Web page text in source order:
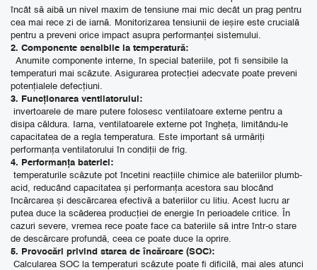
încât să aibă un nivel maxim de tensiune mai mic decât un prag pentru
cea mai rece zi de iarnă. Monitorizarea tensiunii de ieșire este crucială
pentru a preveni orice impact asupra performanței sistemului.
2. Componente sensibile la temperatură:
Anumite componente interne, în special bateriile, pot fi sensibile la
temperaturi mai scăzute. Asigurarea protecției adecvate poate preveni
potențialele defecțiuni.
3. Funcționarea ventilatorului:
invertoarele de mare putere folosesc ventilatoare externe pentru a
disipa căldura. Iarna, ventilatoarele externe pot îngheța, limitându-le
capacitatea de a regla temperatura. Este important să urmăriți
performanța ventilatorului în condiții de frig.
4. Performanța bateriei:
temperaturile scăzute pot încetini reacțiile chimice ale bateriilor plumb-
acid, reducând capacitatea și performanța acestora sau blocând
încărcarea și descărcarea efectivă a bateriilor cu litiu. Acest lucru ar
putea duce la scăderea producției de energie în perioadele critice. În
cazuri severe, vremea rece poate face ca bateriile să intre într-o stare
de descărcare profundă, ceea ce poate duce la oprire.
5. Provocări privind starea de încărcare (SOC):
Calcularea SOC la temperaturi scăzute poate fi dificilă, mai ales atunci